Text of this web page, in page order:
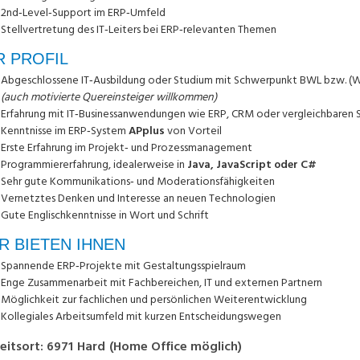
2nd‑Level‑Support im ERP‑Umfeld
Stellvertretung des IT‑Leiters bei ERP‑relevanten Themen
PROFIL
Abgeschlossene IT‑Ausbildung oder Studium mit Schwerpunkt BWL bzw.
(auch motivierte Quereinsteiger willkommen)
Erfahrung mit IT‑Businessanwendungen wie ERP, CRM oder vergleichbaren
Kenntnisse im ERP‑SystemAPplusvon Vorteil
Erste Erfahrung im Projekt‑ und Prozessmanagement
Programmiererfahrung, idealerweise in Java, JavaScript oder C#
Sehr gute Kommunikations‑ und Moderationsfähigkeiten
Vernetztes Denken und Interesse an neuen Technologien
Gute Englischkenntnisse in Wort und Schrift
BIETEN IHNEN
Spannende ERP‑Projekte mit Gestaltungsspielraum
Enge Zusammenarbeit mit Fachbereichen, IT und externen Partnern
Möglichkeit zur fachlichen und persönlichen Weiterentwicklung
Kollegiales Arbeitsumfeld mit kurzen Entscheidungswegen
: 6971 Hard (Home Office möglich)